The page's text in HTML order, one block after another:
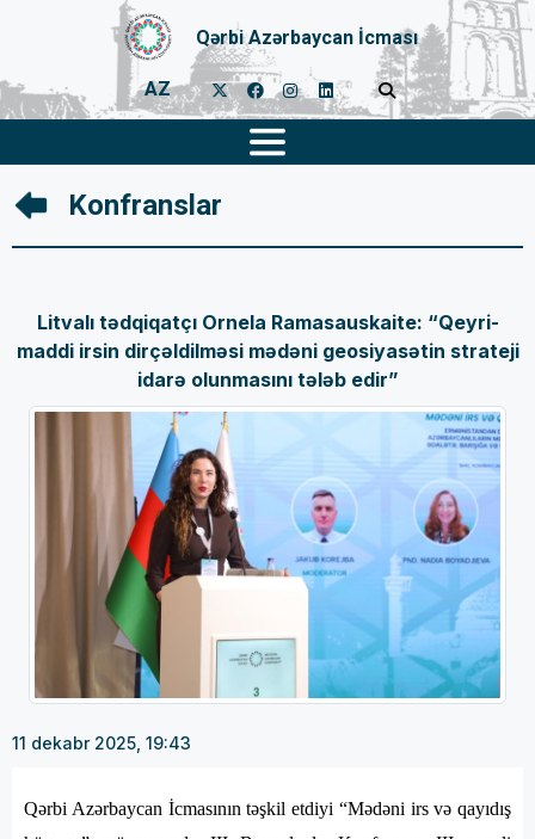
Qərbi Azərbaycan İcması
AZ
Konfranslar
Litvalı tədqiqatçı Ornela Ramasauskaite: “Qeyri-
maddi irsin dirçəldilməsi mədəni geosiyasətin strateji
idarə olunmasını tələb edir”
11 dekabr 2025, 19:43
Qərbi Azərbaycan İcmasının təşkil etdiyi “Mədəni irs və qayıdış